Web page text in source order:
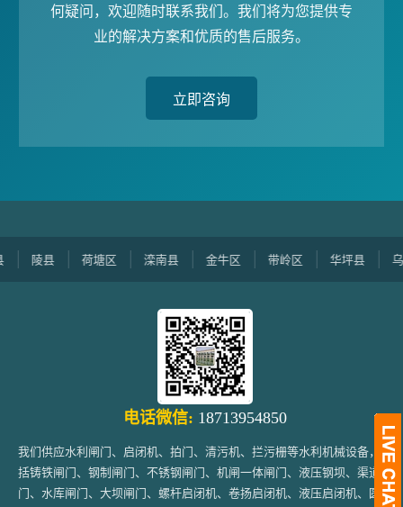
何疑问，欢迎随时联系我们。我们将为您提供专
业的解决方案和优质的售后服务。
立即咨询
水利设备销售地区： 石峰区 西乌珠穆沁旗 青白江区 乌伊岭区
电话微信: 18713954850
我们供应水利闸门、启闭机、拍门、清污机、拦污栅等水利机械设备，包
括铸铁闸门、钢制闸门、不锈钢闸门、机闸一体闸门、液压钢坝、渠道闸
门、水库闸门、大坝闸门、螺杆启闭机、卷扬启闭机、液压启闭机、圆形